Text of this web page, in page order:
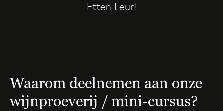
Etten-Leur!
Waarom deelnemen aan onze
wijnproeverij / mini-cursus?